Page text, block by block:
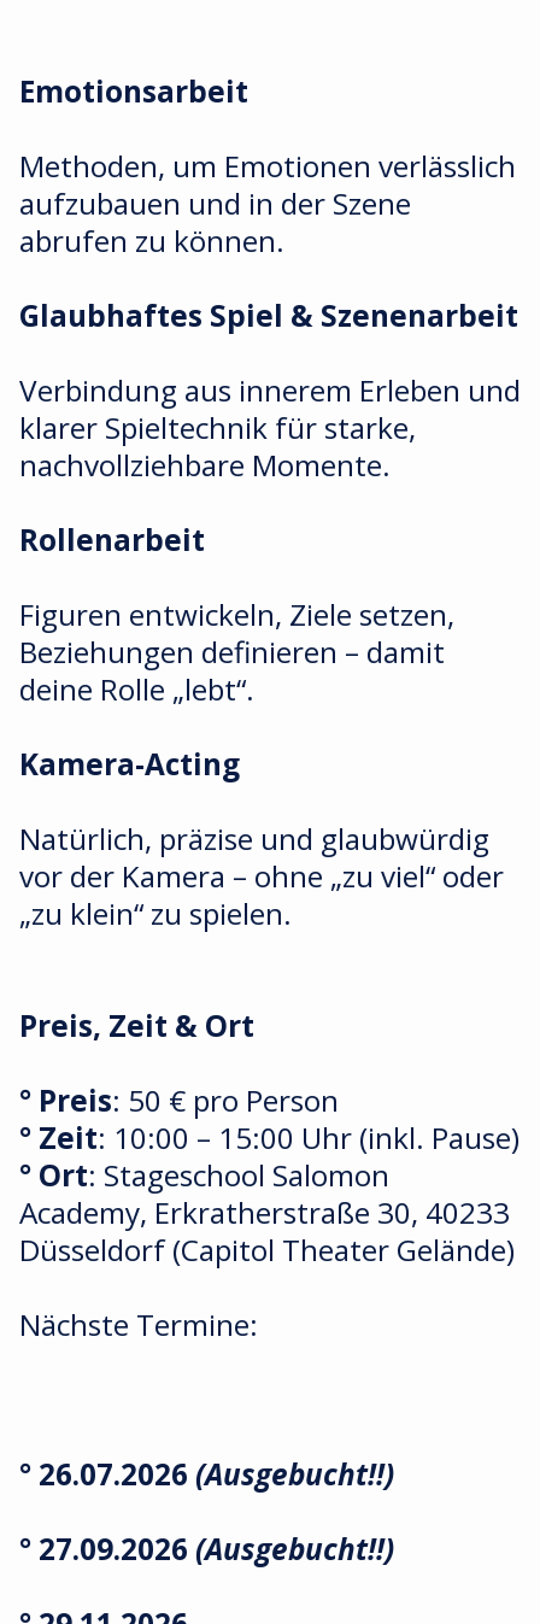
Emotionsarbeit
Methoden, um Emotionen verlässlich
aufzubauen und in der Szene
abrufen zu können.
Glaubhaftes Spiel & Szenenarbeit
Verbindung aus innerem Erleben und
klarer Spieltechnik für starke,
nachvollziehbare Momente.
Rollenarbeit
Figuren entwickeln, Ziele setzen,
Beziehungen definieren – damit
deine Rolle „lebt“.
Kamera-Acting
Natürlich, präzise und glaubwürdig
vor der Kamera – ohne „zu viel“ oder
„zu klein“ zu spielen.
Preis, Zeit & Ort
° Preis: 50 € pro Person
° Zeit: 10:00 – 15:00 Uhr (inkl. Pause)
° Ort: Stageschool Salomon
Academy, Erkratherstraße 30, 40233
Düsseldorf (Capitol Theater Gelände)
Nächste Termine:
° 26.07.2026 (Ausgebucht!!)
° 27.09.2026 (Ausgebucht!!)